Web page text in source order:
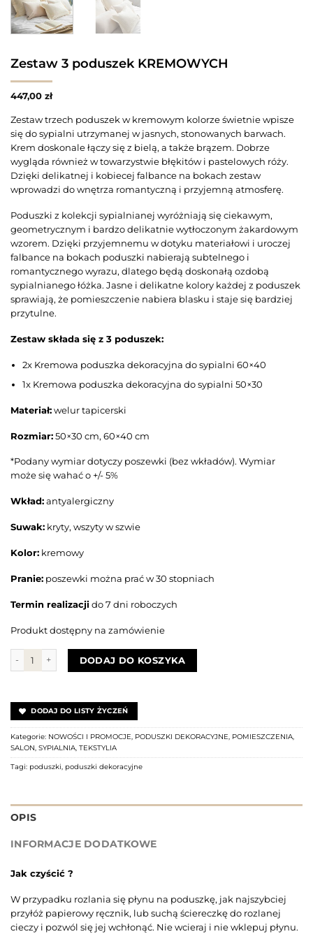
Zestaw 3 poduszek KREMOWYCH
447,00 zł
Zestaw trzech poduszek w kremowym kolorze świetnie wpisze
się do sypialni utrzymanej w jasnych, stonowanych barwach.
Krem doskonale łączy się z bielą, a także brązem. Dobrze
wygląda również w towarzystwie błękitów i pastelowych róży.
Dzięki delikatnej i kobiecej falbance na bokach zestaw
wprowadzi do wnętrza romantyczną i przyjemną atmosferę.
Poduszki z kolekcji sypialnianej wyróżniają się ciekawym,
geometrycznym i bardzo delikatnie wytłoczonym żakardowym
wzorem. Dzięki przyjemnemu w dotyku materiałowi i uroczej
falbance na bokach poduszki nabierają subtelnego i
romantycznego wyrazu, dlatego będą doskonałą ozdobą
sypialnianego łóżka. Jasne i delikatne kolory każdej z poduszek
sprawiają, że pomieszczenie nabiera blasku i staje się bardziej
przytulne.
Zestaw składa się z 3 poduszek:
2x Kremowa poduszka dekoracyjna do sypialni 60×40
1x Kremowa poduszka dekoracyjna do sypialni 50×30
Materiał:welur tapicerski
Rozmiar:50×30 cm, 60×40 cm
*Podany wymiar dotyczy poszewki (bez wkładów). Wymiar
może się wahać o +/- 5%
Wkład:antyalergiczny
Suwak: kryty, wszyty w szwie
Kolor: kremowy
Pranie: poszewki można prać w 30 stopniach
Termin realizacjido 7 dni roboczych
Produkt dostępny na zamówienie
ilość Zestaw 3 poduszek KREMOWYCH
DODAJ DO KOSZYKA
DODAJ DO LISTY ŻYCZEŃ
Kategorie: NOWOŚCI I PROMOCJE, PODUSZKI DEKORACYJNE, POMIESZCZENIA,
SALON, SYPIALNIA, TEKSTYLIA
Tagi: poduszki, poduszki dekoracyjne
OPIS
INFORMACJE DODATKOWE
Jak czyścić ?
W przypadku rozlania się płynu na poduszkę, jak najszybciej
przyłóż papierowy ręcznik, lub suchą ściereczkę do rozlanej
cieczy i pozwól się jej wchłonąć. Nie wcieraj i nie wklepuj płynu.